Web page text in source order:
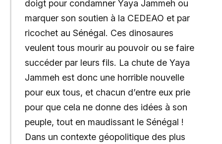
doigt pour condamner Yaya Jammeh ou
marquer son soutien à la CEDEAO et par
ricochet au Sénégal. Ces dinosaures
veulent tous mourir au pouvoir ou se faire
succéder par leurs fils. La chute de Yaya
Jammeh est donc une horrible nouvelle
pour eux tous, et chacun d’entre eux prie
pour que cela ne donne des idées à son
peuple, tout en maudissant le Sénégal !
Dans un contexte géopolitique des plus